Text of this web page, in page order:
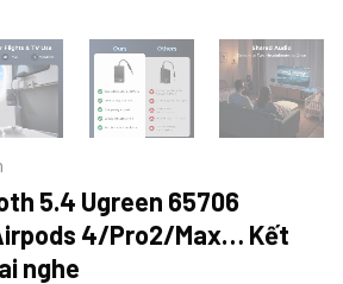
5.4 Ugreen 65706
4/Pro2/Max… Kết
nghe